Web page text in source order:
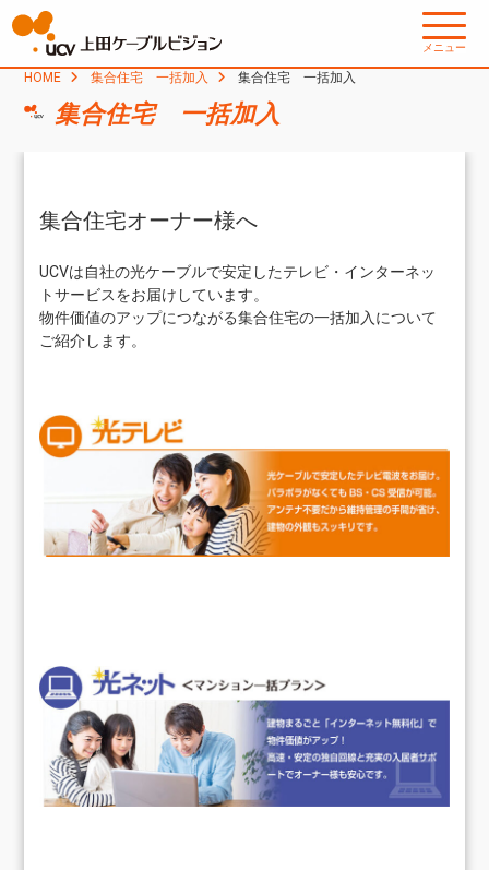
メニュー
HOME 集合住宅 一括加入 集合住宅 一括加入
集合住宅 一括加入
集合住宅オーナー様へ
UCVは自社の光ケーブルで安定したテレビ・インターネッ
トサービスをお届けしています。
物件価値のアップにつながる集合住宅の一括加入について
ご紹介します。